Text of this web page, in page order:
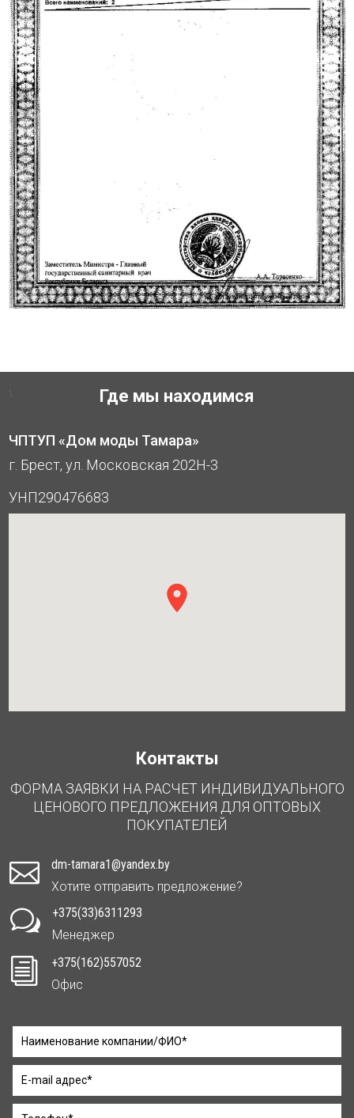
Где мы находимся
ЧПТУП «Дом моды Тамара»
г. Брест, ул. Московская 202Н-3
УНП290476683
Контакты
ФОРМА ЗАЯВКИ НА РАСЧЕТ ИНДИВИДУАЛЬНОГО
ЦЕНОВОГО ПРЕДЛОЖЕНИЯ ДЛЯ ОПТОВЫХ
ПОКУПАТЕЛЕЙ

dm-tamara1@yandex.by
Хотите отправить предложение?
w
+375(33)6311293
Менеджер
i
+375(162)557052
Офис